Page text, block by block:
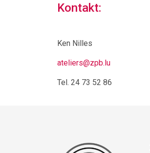
Kontakt:
Ken Nilles
ateliers@zpb.lu
Tel. 24 73 52 86